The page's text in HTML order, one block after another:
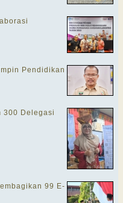
Pendidikan
300 Delegasi
99 E-